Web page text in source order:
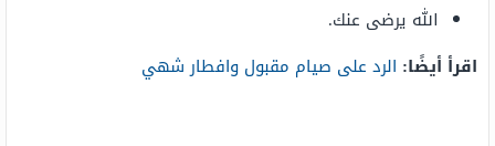
الله يرضى عنك.
اقرأ أيضًا: الرد على صيام مقبول وافطار شهي